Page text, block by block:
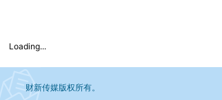
Loading...
财新传媒版权所有。